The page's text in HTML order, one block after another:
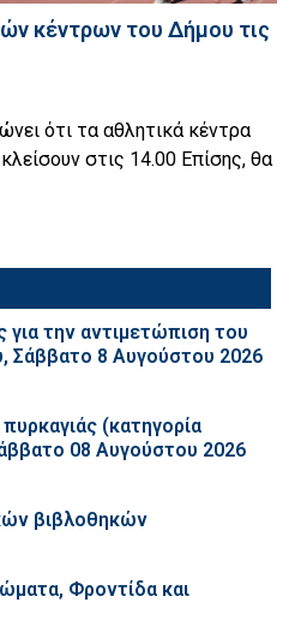
κέντρων του Δήμου τις
ότι τα αθλητικά κέντρα
στις 14.00 Επίσης, θα
την αντιμετώπιση του
Σάββατο 8 Αυγούστου 2026
(κατηγορία
08 Αυγούστου 2026
βιβλοθηκών
Φροντίδα και